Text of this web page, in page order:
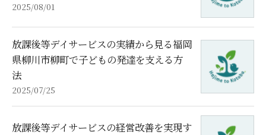
2025/08/01
放課後等デイサービスの実績から見る福岡
県柳川市柳町で子どもの発達を支える方
法
2025/07/25
放課後等デイサービスの経営改善を実現す